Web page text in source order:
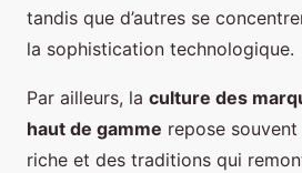
tandis que d’autres se
la sophistication technologique.
Par ailleurs, la culture des
haut de gamme repose
riche et des traditions qui